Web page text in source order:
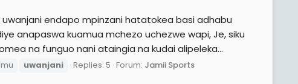
endapo mpinzani hatatokea basi adhabu
anapaswa kuamua mchezo uchezwe wapi, Je, siku
na funguo nani ataingia na kudai alipeleka...
uwanjani Replies: 5 Forum: Jamii Sports